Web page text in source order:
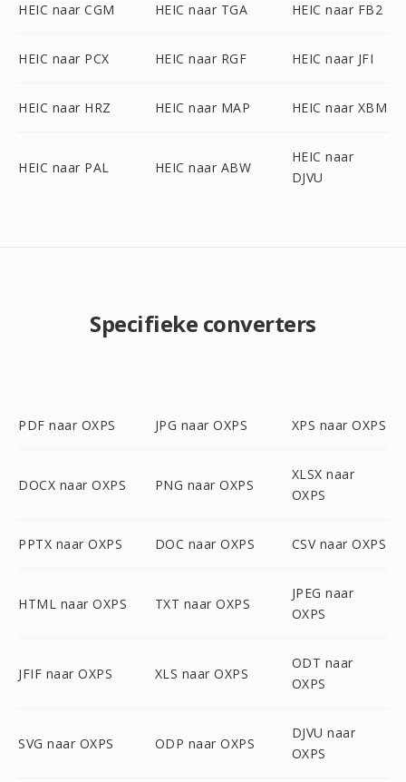
HEIC naar CGM HEIC naar TGA HEIC naar FB2
HEIC naar PCX HEIC naar RGF HEIC naar JFI
HEIC naar HRZ HEIC naar MAP HEIC naar XBM
HEIC naar PAL HEIC naar ABW
HEIC naar
DJVU
Specifieke converters
PDF naar OXPS JPG naar OXPS XPS naar OXPS
DOCX naar OXPS PNG naar OXPS
XLSX naar
OXPS
PPTX naar OXPS DOC naar OXPS CSV naar OXPS
HTML naar OXPS TXT naar OXPS
JPEG naar
OXPS
JFIF naar OXPS XLS naar OXPS
ODT naar
OXPS
SVG naar OXPS ODP naar OXPS
DJVU naar
OXPS